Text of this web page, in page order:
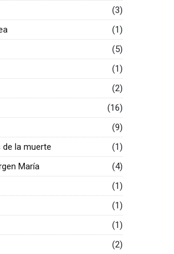
(3)
(1)
(5)
(1)
(2)
(16)
(9)
de la muerte
(1)
María
(4)
(1)
(1)
(1)
(2)